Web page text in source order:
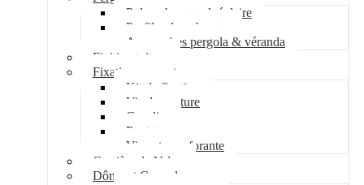
Polycarbonate alvéolaire
Profil polycarbonate
Accessoires pergola & véranda
Finition toiture
Fixation couverture
Kit de fixation
Vis de couture
Cavalier
Pontet
Vis auto-perforante
Costière de Velux
Dôme et Coupole